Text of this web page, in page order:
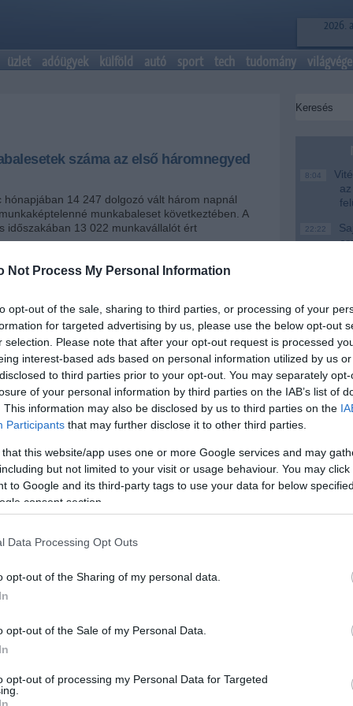
Not Process My Personal Information
opt-out of the sale, sharing to third parties, or processing of your
for targeted advertising by us, please use the below opt-out
selection. Please note that after your opt-out request is processed
interest-based ads based on personal information utilized by us
to third parties prior to your opt-out. You may separately
of your personal information by third parties on the IAB’s list of
This information may also be disclosed by us to third parties on the
Participants that may further disclose it to other third parties.
that this website/app uses one or more Google services and may
but not limited to your visit or usage behaviour. You may
to Google and its third-party tags to use your data for below
consent section.
Data Processing Opt Outs
opt-out of the Sharing of my personal data.
opt-out of the Sale of my Personal Data.
opt-out of processing my Personal Data for Targeted
2026.
üzlet adóügyek külföld autó sport tech tudomány világvége
száma az első háromnegyed
hónapjában 14 247 dolgozó vált három napnál
munkabaleset következtében. A
időszakában 13 022 munkavállalót ért
száma 9,4 százalékkal nőtt az első háromnegyed
azonos időszakához képest - olvasható a
Minisztérium (NGM) munkafelügyeleti
közzétett jelentésében, amely a tárca
hónapjában 14 247 dolgozó vált három napnál
munkabaleset következtében. A
időszakában 13 022 munkavállalót ért
50 munkabaleset halálos kimenetelű volt a január-
2014 első kilenc hónapjában ugyanennyien
miatt.
1415, Fejér megye 1030 balesettel. A
volt.
több mint 4700 a 250 munkavállalónál kevesebb
a 35-44 éveseké, a 14 247 munkabalesetből 3684
év első kilenc hónapjában 2986 munkabaleset volt,
2493, a szállítás, raktározás, posta, távközlés
körében pedig 1866. Az építőiparban 542
8:04
22:22
18:19
A
16:21
14:26
Nem is
AZ